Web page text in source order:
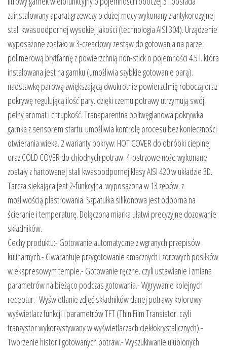
zainstalowany aparat grzewczy o dużej mocy wykonany z antykorozyjnej
stali kwasoodpornej wysokiej jakości (technologia AISI 304). Urządzenie
wyposażone zostało w 3-częsciowy zestaw do gotowania na parze:
polimerową brytfannę z powierzchnią non-stick o pojemności 4.5 l. która
instalowana jest na garnku (umożliwia szybkie gotowanie parą).
nadstawkę parową zwiększającą dwukrotnie powierzchnię roboczą oraz
pokrywę regulującą ilość pary. dzięki czemu potrawy utrzymują swój
pełny aromat i chrupkość. Transparentna poliwęglanowa pokrywka
garnka z sensorem startu. umożliwia kontrolę procesu bez konieczności
otwierania wieka. 2 warianty pokryw: HOT COVER do obróbki cieplnej
oraz COLD COVER do chłodnych potraw. 4-ostrzowe noże wykonane
zostały z hartowanej stali kwasoodpornej klasy AISI 420 w układzie 3D.
Tarcza siekająca jest 2-funkcyjna. wyposażona w 13 zębów. z
możliwością plastrowania. Szpatułka silikonowa jest odporna na
ścieranie i temperaturę. Dołączona miarka ułatwi precyzyjne dozowanie
składników.
Cechy produktu:- Gotowanie automatyczne z wgranych przepisów
kulinarnych.- Gwarantuje przygotowanie smacznych i zdrowych posiłków
w ekspresowym tempie.- Gotowanie ręczne. czyli ustawianie i zmiana
parametrów na bieżąco podczas gotowania.- Wgrywanie kolejnych
receptur.- Wyświetlanie zdjęć składników danej potrawy kolorowy
wyświetlacz funkcji i parametrów TFT (Thin Film Transistor. czyli
tranzystor wykorzystywany w wyświetlaczach ciekłokrystalicznych).-
Tworzenie historii gotowanych potraw.- Wyszukiwanie ulubionych